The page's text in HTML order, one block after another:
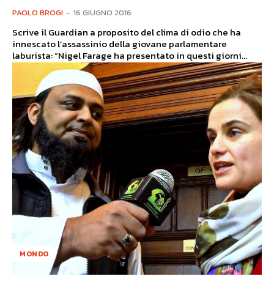
PAOLO BROGI - 16 GIUGNO 2016
Scrive il Guardian a proposito del clima di odio che ha
innescato l’assassinio della giovane parlamentare
laburista: “Nigel Farage ha presentato in questi giorni...
MONDO